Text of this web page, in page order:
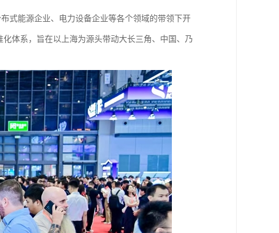
式能源企业、电力设备企业等各个领域的带领下开
体系，旨在以上海为源头带动大长三角、中国、乃